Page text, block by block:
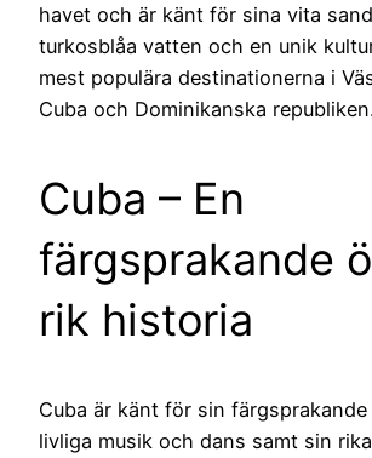
havet och är känt för sina vita
turkosblåa vatten och en unik
mest populära destinationerna i
Cuba och Dominikanska republiken.
Cuba – En
färgsprakande
rik historia
Cuba är känt för sin
livliga musik och dans samt sin